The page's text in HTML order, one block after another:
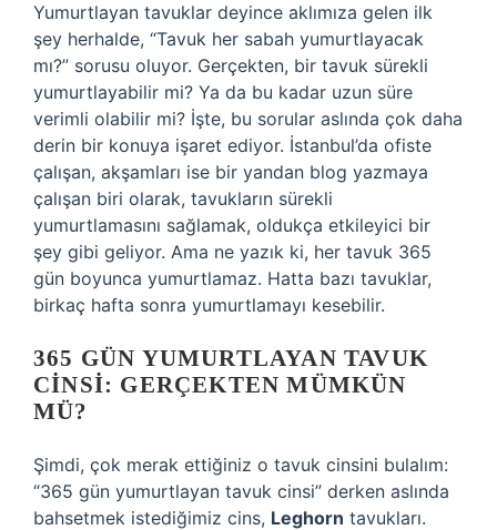
Yumurtlayan tavuklar deyince aklımıza gelen ilk
şey herhalde, “Tavuk her sabah yumurtlayacak
mı?” sorusu oluyor. Gerçekten, bir tavuk sürekli
yumurtlayabilir mi? Ya da bu kadar uzun süre
verimli olabilir mi? İşte, bu sorular aslında çok daha
derin bir konuya işaret ediyor. İstanbul’da ofiste
çalışan, akşamları ise bir yandan blog yazmaya
çalışan biri olarak, tavukların sürekli
yumurtlamasını sağlamak, oldukça etkileyici bir
şey gibi geliyor. Ama ne yazık ki, her tavuk 365
gün boyunca yumurtlamaz. Hatta bazı tavuklar,
birkaç hafta sonra yumurtlamayı kesebilir.
365 GÜN YUMURTLAYAN TAVUK
CINSI: GERÇEKTEN MÜMKÜN
MÜ?
Şimdi, çok merak ettiğiniz o tavuk cinsini bulalım:
“365 gün yumurtlayan tavuk cinsi” derken aslında
bahsetmek istediğimiz cins, Leghorn tavukları.